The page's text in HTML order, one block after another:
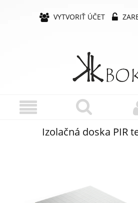
VYTVORIŤ ÚČET
Izolačná doska PIR